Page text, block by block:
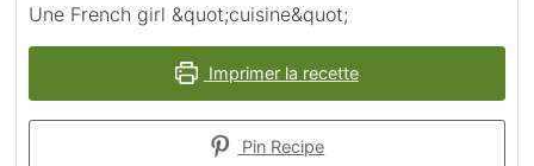
Une French girl &quot;cuisine&quot;
Imprimer la recette
Pin Recipe